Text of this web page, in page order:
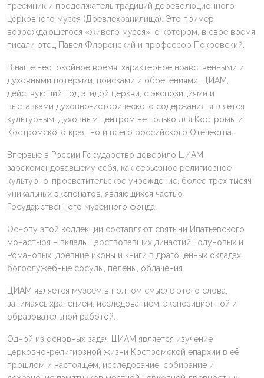
преемник и продолжатель традиций дореволюционного
церковного музея (Древлехранилища). Это пример
возрождающегося «живого музея», о котором, в свое время,
писали отец Павел Флоренский и профессор Покровский.
В наше неспокойное время, характерное нравственными и
духовными потерями, поисками и обретениями, ЦИАМ,
действующий под эгидой церкви, с экспозициями и
выставками духовно-исторического содержания, является
культурным, духовным центром не только для Костромы и
Костромского края, но и всего российского Отечества.
Впервые в России Государство доверило ЦИАМ,
зарекомендовавшему себя, как серьезное религиозное
культурно-просветительское учреждение, более трех тысяч
уникальных экспонатов, являющихся частью
Государственного музейного фонда.
Основу этой коллекции составляют святыни Ипатьевского
монастыря – вклады царствовавших династий Годуновых и
Романовых: древние иконы и книги в драгоценных окладах,
богослужебные сосуды, пелены, облачения.
ЦИАМ является музеем в полном смысле этого слова,
занимаясь хранением, исследованием, экспозиционной и
образовательной работой.
Одной из основных задач ЦИАМ является изучение
церковно-религиозной жизни Костромской епархии в её
прошлом и настоящем, исследование, собирание и